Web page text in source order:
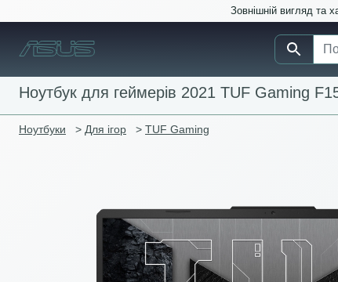
Зовнішній вигляд та
Ноутбук для геймерів 2021 TUF Gaming
Ноутбуки > Для ігор > TUF Gaming